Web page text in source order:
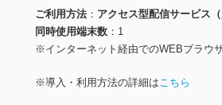
ご利用方法
アクセス型配信サービス（
同時使用端末数
1
※インターネット経由でのWEBブラウ
※導入・利用方法の詳細はこちら